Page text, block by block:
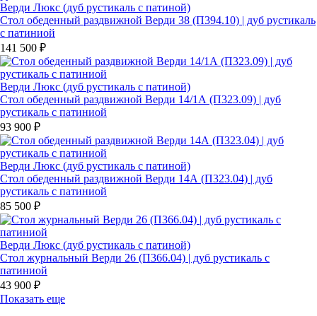
Верди Люкс (дуб рустикаль с патиной)
Стол обеденный раздвижной Верди 38 (П394.10) | дуб рустикаль
с патиниой
141 500 ₽
Верди Люкс (дуб рустикаль с патиной)
Стол обеденный раздвижной Верди 14/1А (П323.09) | дуб
рустикаль с патиниой
93 900 ₽
Верди Люкс (дуб рустикаль с патиной)
Стол обеденный раздвижной Верди 14А (П323.04) | дуб
рустикаль с патиниой
85 500 ₽
Верди Люкс (дуб рустикаль с патиной)
Стол журнальный Верди 26 (П366.04) | дуб рустикаль с
патиниой
43 900 ₽
Показать еще